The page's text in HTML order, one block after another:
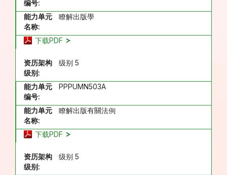
编号:
能力单元
名称:
瞭解出版學
下载PDF
资历架构
级别:
级别 5
能力单元
编号:
PPPUMN503A
能力单元
名称:
瞭解出版有關法例
下载PDF
资历架构
级别:
级别 5